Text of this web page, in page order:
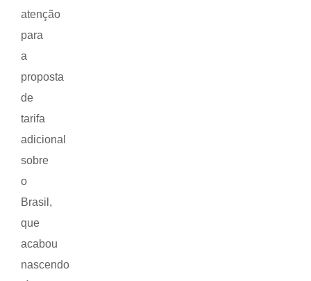
atenção
para
a
proposta
de
tarifa
adicional
sobre
o
Brasil,
que
acabou
nascendo